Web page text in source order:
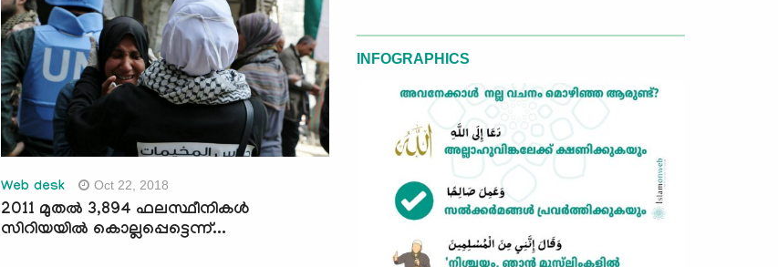
Web desk Oct 22, 2018
2011 മുതല്‍ 3,894 ഫലസ്ഥീനികള്‍
സിറിയയില്‍ കൊല്ലപ്പെട്ടെന്ന്...
INFOGRAPHICS